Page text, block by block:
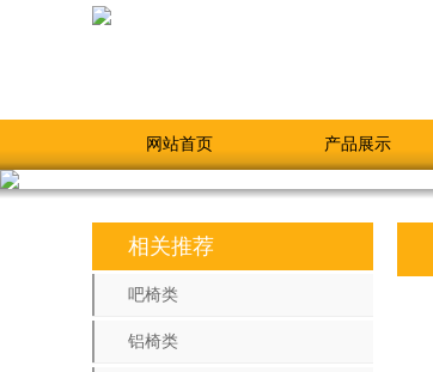
网站首页 产品展示
相关推荐
吧椅类
铝椅类